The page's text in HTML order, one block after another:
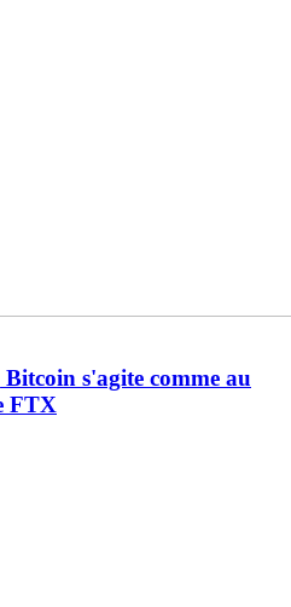
s'agite comme au
FTX